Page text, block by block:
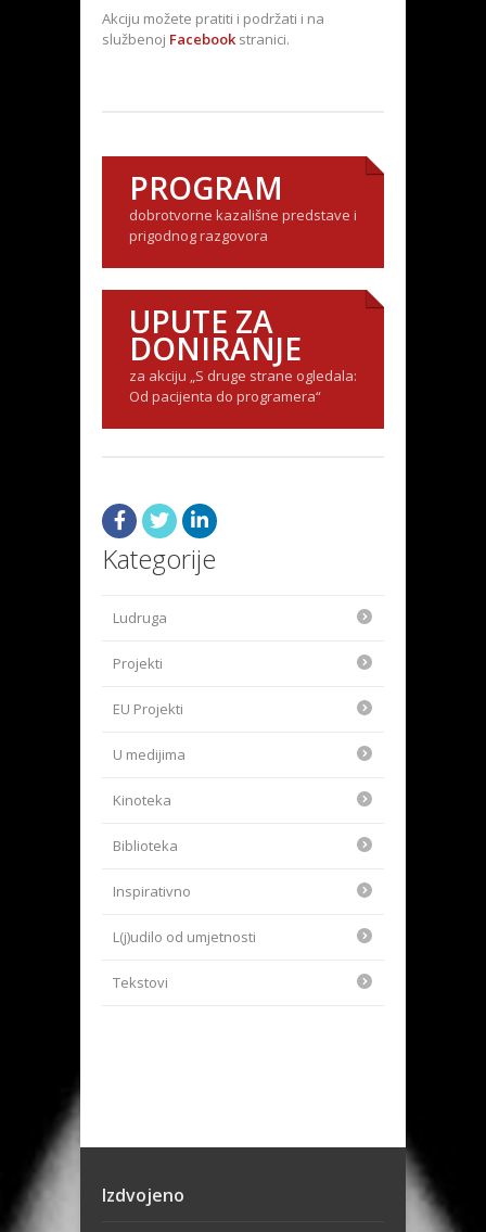
Akciju možete pratiti i podržati i na
službenoj Facebook stranici.
PROGRAM
dobrotvorne kazališne predstave i
prigodnog razgovora
UPUTE ZA
DONIRANJE
za akciju „S druge strane ogledala:
Od pacijenta do programera“
Kategorije
Ludruga
Projekti
EU Projekti
U medijima
Kinoteka
Biblioteka
Inspirativno
L(j)udilo od umjetnosti
Tekstovi
Izdvojeno